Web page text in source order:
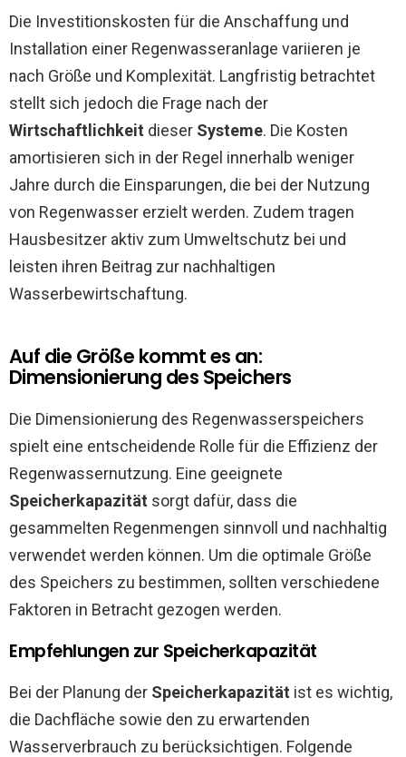
Die Investitionskosten für die Anschaffung und
Installation einer Regenwasseranlage variieren je
nach Größe und Komplexität. Langfristig betrachtet
stellt sich jedoch die Frage nach der
Wirtschaftlichkeit dieser Systeme. Die Kosten
amortisieren sich in der Regel innerhalb weniger
Jahre durch die Einsparungen, die bei der Nutzung
von Regenwasser erzielt werden. Zudem tragen
Hausbesitzer aktiv zum Umweltschutz bei und
leisten ihren Beitrag zur nachhaltigen
Wasserbewirtschaftung.
Auf die Größe kommt es an:
Dimensionierung des Speichers
Die Dimensionierung des Regenwasserspeichers
spielt eine entscheidende Rolle für die Effizienz der
Regenwassernutzung. Eine geeignete
Speicherkapazität sorgt dafür, dass die
gesammelten Regenmengen sinnvoll und nachhaltig
verwendet werden können. Um die optimale Größe
des Speichers zu bestimmen, sollten verschiedene
Faktoren in Betracht gezogen werden.
Empfehlungen zur Speicherkapazität
Bei der Planung der Speicherkapazität ist es wichtig,
die Dachfläche sowie den zu erwartenden
Wasserverbrauch zu berücksichtigen. Folgende